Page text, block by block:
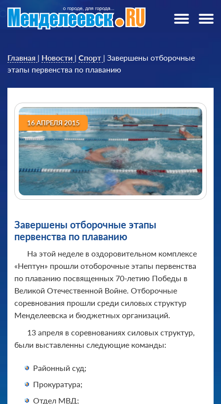
Главная | Новости | Спорт | Завершены отборочные
этапы первенства по плаванию
16 АПРЕЛЯ 2015
Завершены отборочные этапы
первенства по плаванию
На этой неделе в оздоровительном комплексе
«Нептун» прошли отоборочные этапы первенства
по плаванию посвященных 70-летию Победы в
Великой Отечественной Войне. Отборочные
соревнования прошли среди силовых структур
Менделеевска и бюджетных организаций.
13 апреля в соревнованиях силовых структур,
были выставленны следующие команды:
Районный суд;
Прокуратура;
Отдел МВД;